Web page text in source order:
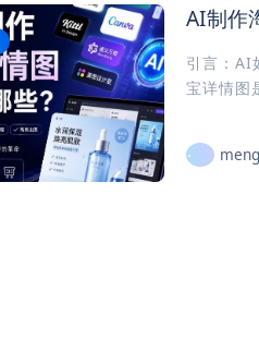
AI制作
引言：AI
宝详情图